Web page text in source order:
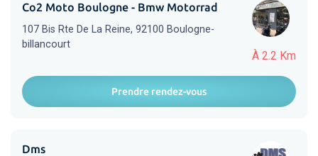
À 2.2 Km
Co2 Moto Boulogne - Bmw Motorrad
107 Bis Rte De La Reine, 92100 Boulogne-
billancourt
Prendre rendez-vous
Dms